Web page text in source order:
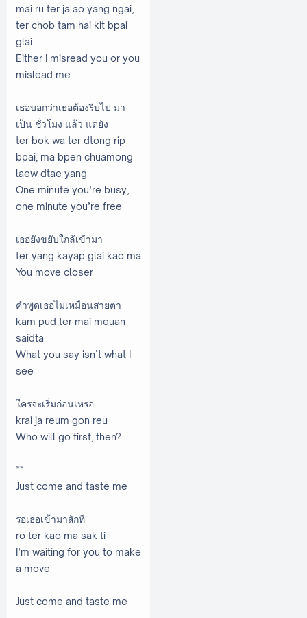
mai ru ter ja ao yang ngai,
ter chob tam hai kit bpai
glai
Either I misread you or you
mislead me
เธอบอกว่าเธอต้องรีบไป มา
เป็น ชั่วโมง แล้ว แต่ยัง
ter bok wa ter dtong rip
bpai, ma bpen chuamong
laew dtae yang
One minute you’re busy,
one minute you’re free
เธอยังขยับใกล้เข้ามา
ter yang kayap glai kao ma
You move closer
คำพูดเธอไม่เหมือนสายตา
kam pud ter mai meuan
saidta
What you say isn’t what I
see
ใครจะเริ่มก่อนเหรอ
krai ja reum gon reu
Who will go first, then?
**
Just come and taste me
รอเธอเข้ามาสักที
ro ter kao ma sak ti
I’m waiting for you to make
a move
Just come and taste me